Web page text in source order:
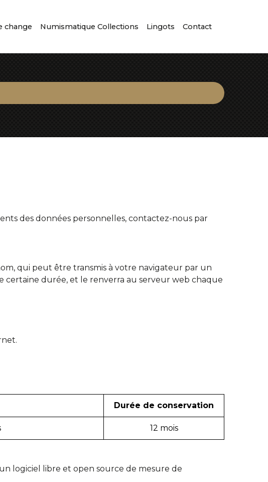
change Numismatique Collections Lingots Contact
des données personnelles, contactez-nous par
qui peut être transmis à votre navigateur par un
durée, et le renverra au serveur web chaque
Durée de conservation
12 mois
logiciel libre et open source de mesure de